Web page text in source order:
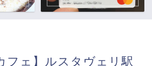
フェ】ルスタヴェリ駅